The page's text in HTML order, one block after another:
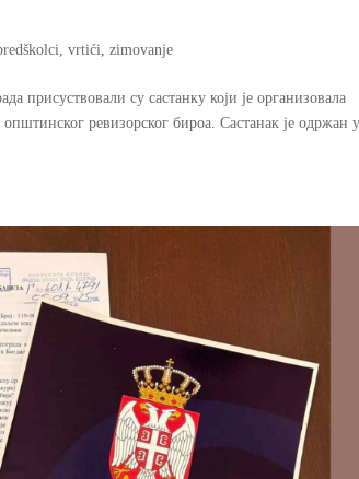
,vrtići,zimovanje
присуствовали су састанку који је организовала
ревизорског бироа. Састанак је одржан